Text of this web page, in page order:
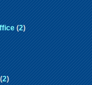
(2)
2)